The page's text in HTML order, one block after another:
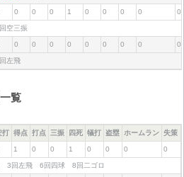
0 0 0 1 0 0 0 0 0
空三振
0 0 0 0 0 0 0 0 0
左飛
覧
打 得点 打点 三振 四死 犠打 盗塁 ホームラン 失策
1 0 0 1 0 0 0 0
3回左飛 6回四球 8回二ゴロ